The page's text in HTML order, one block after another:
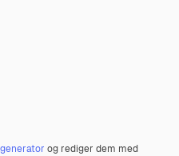
og rediger dem med